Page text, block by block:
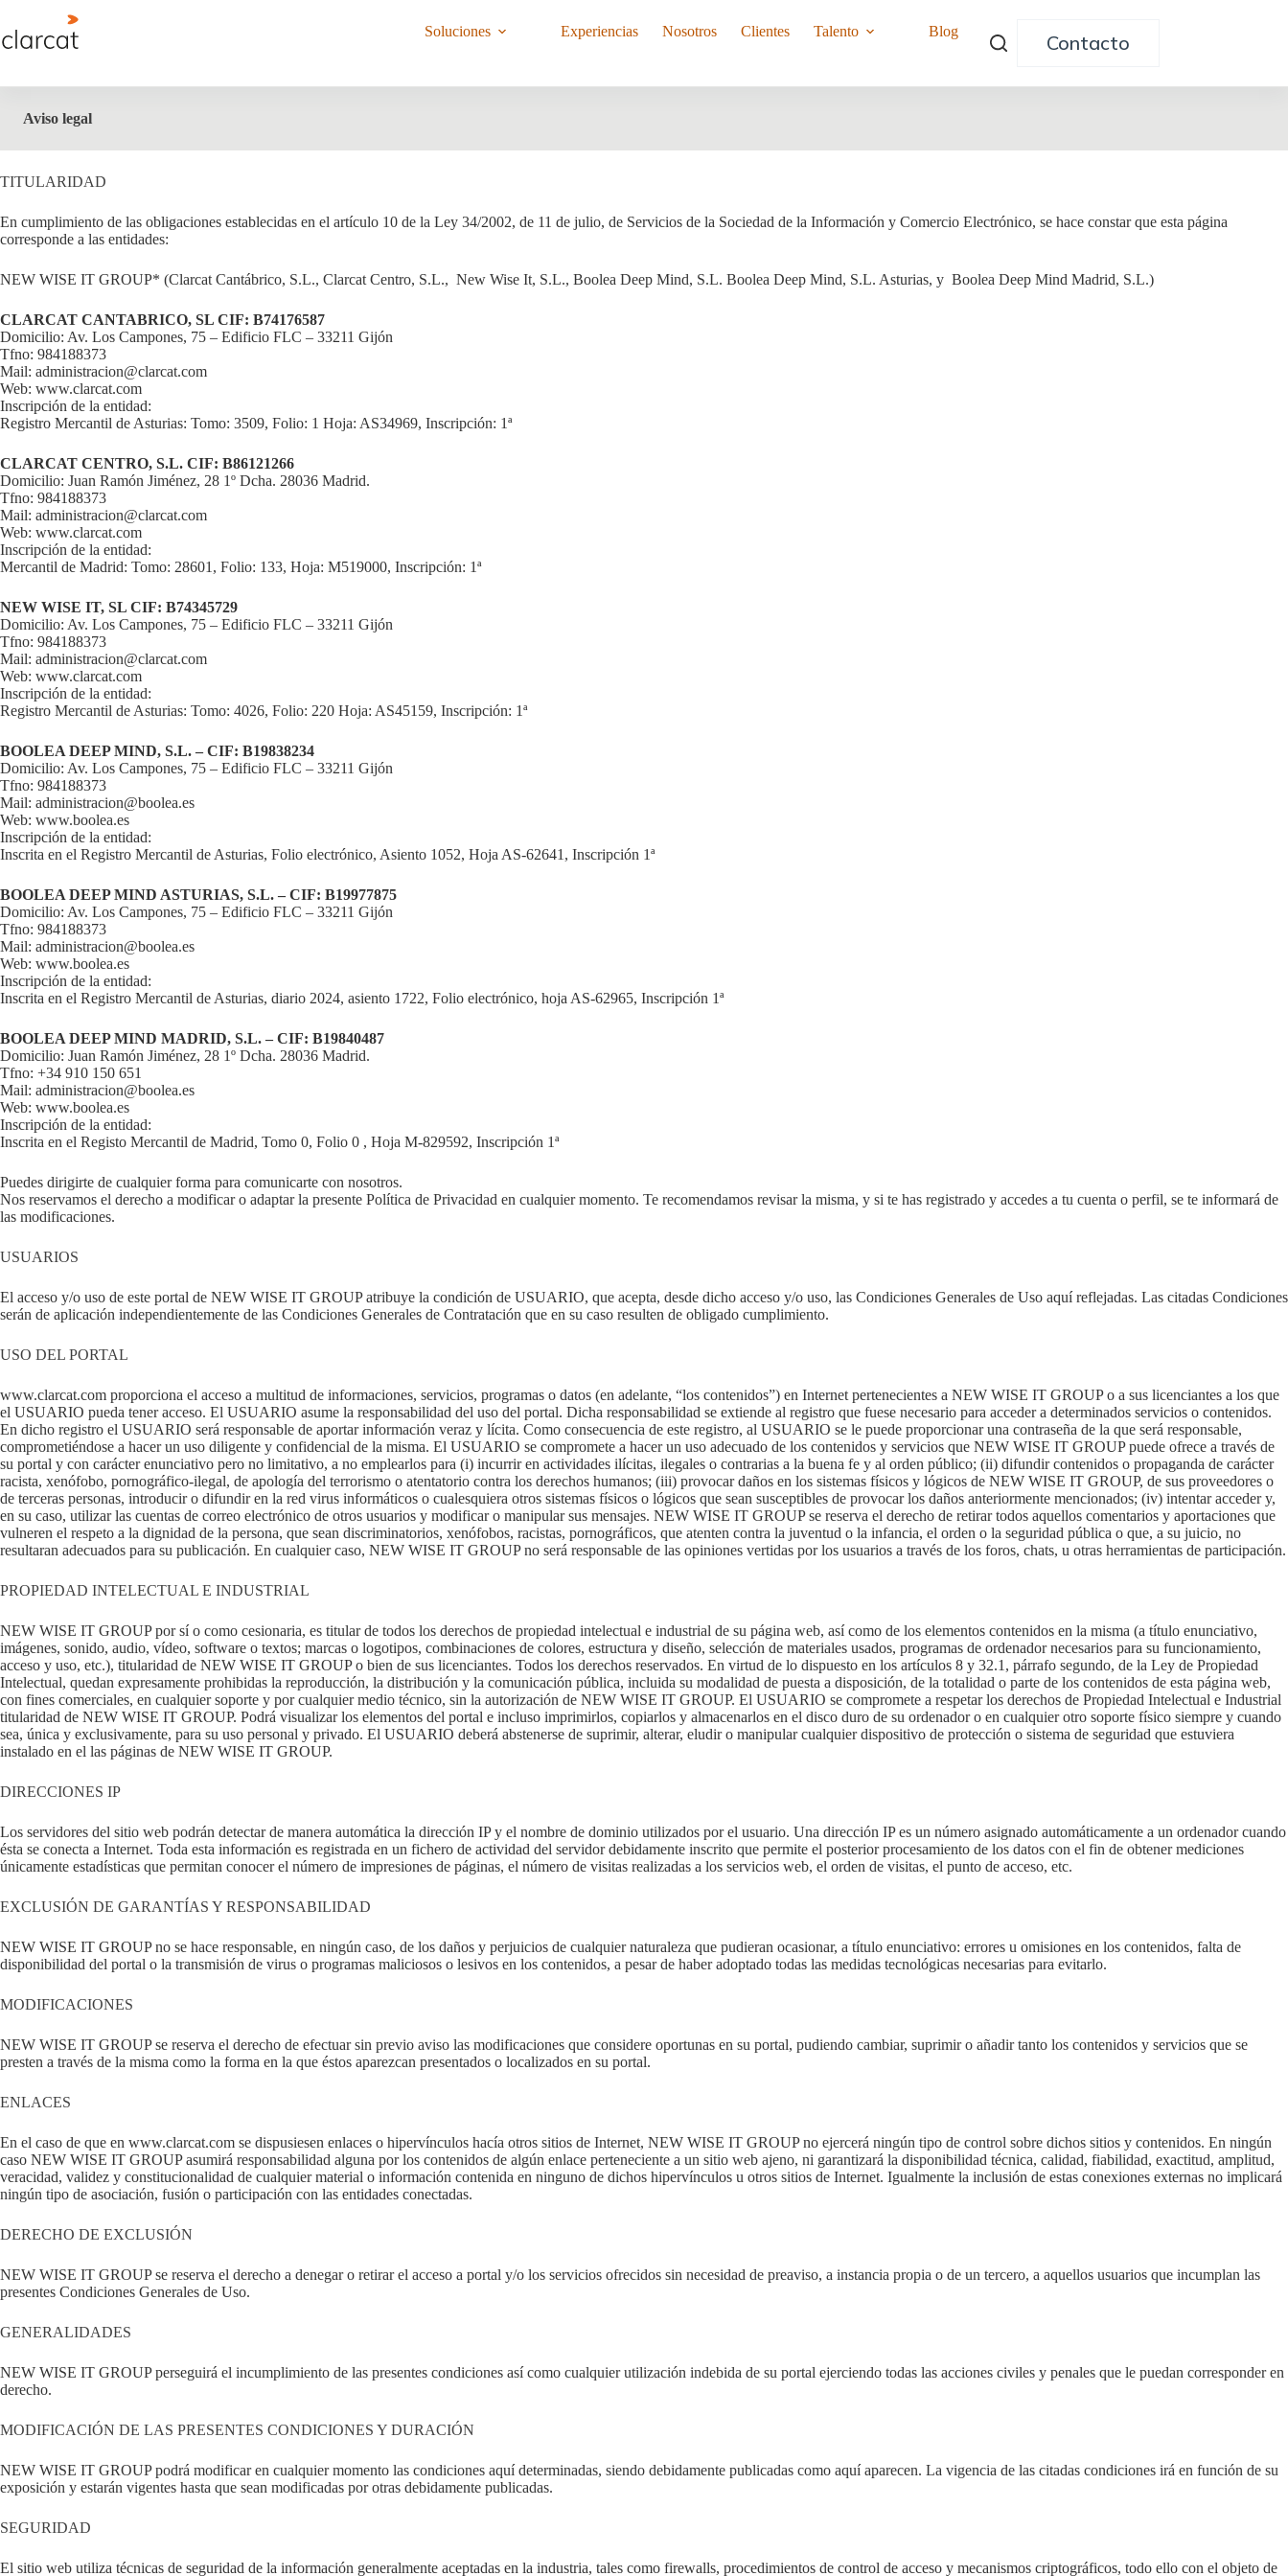
contenido
Soluciones Experiencias Nosotros Clientes Talento Blog
of
Contacto
Aviso legal
TITULARIDAD
En cumplimiento de las obligaciones establecidas en el artículo 10 de la Ley 34/2002, de 11 de julio, de Servicios de la Sociedad de la Información y Comercio Electrónico, se hace constar que esta página
corresponde a las entidades:
NEW WISE IT GROUP* (Clarcat Cantábrico, S.L., Clarcat Centro, S.L., New Wise It, S.L., Boolea Deep Mind, S.L. Boolea Deep Mind, S.L. Asturias, y Boolea Deep Mind Madrid, S.L.)
CLARCAT CANTABRICO, SL CIF: B74176587
Domicilio: Av. Los Campones, 75 – Edificio FLC – 33211 Gijón
Tfno: 984188373
Mail: administracion@clarcat.com
Web: www.clarcat.com
Inscripción de la entidad:
Registro Mercantil de Asturias: Tomo: 3509, Folio: 1 Hoja: AS34969, Inscripción: 1ª
CLARCAT CENTRO, S.L. CIF: B86121266
Domicilio: Juan Ramón Jiménez, 28 1º Dcha. 28036 Madrid.
Tfno: 984188373
Mail: administracion@clarcat.com
Web: www.clarcat.com
Inscripción de la entidad:
Mercantil de Madrid: Tomo: 28601, Folio: 133, Hoja: M519000, Inscripción: 1ª
NEW WISE IT, SL CIF: B74345729
Domicilio: Av. Los Campones, 75 – Edificio FLC – 33211 Gijón
Tfno: 984188373
Mail: administracion@clarcat.com
Web: www.clarcat.com
Inscripción de la entidad:
Registro Mercantil de Asturias: Tomo: 4026, Folio: 220 Hoja: AS45159, Inscripción: 1ª
BOOLEA DEEP MIND, S.L. – CIF: B19838234
Domicilio: Av. Los Campones, 75 – Edificio FLC – 33211 Gijón
Tfno: 984188373
Mail: administracion@boolea.es
Web: www.boolea.es
Inscripción de la entidad:
Inscrita en el Registro Mercantil de Asturias, Folio electrónico, Asiento 1052, Hoja AS-62641, Inscripción 1ª
BOOLEA DEEP MIND ASTURIAS, S.L. – CIF: B19977875
Domicilio: Av. Los Campones, 75 – Edificio FLC – 33211 Gijón
Tfno: 984188373
Mail: administracion@boolea.es
Web: www.boolea.es
Inscripción de la entidad:
Inscrita en el Registro Mercantil de Asturias, diario 2024, asiento 1722, Folio electrónico, hoja AS-62965, Inscripción 1ª
BOOLEA DEEP MIND MADRID, S.L. – CIF: B19840487
Domicilio: Juan Ramón Jiménez, 28 1º Dcha. 28036 Madrid.
Tfno: +34 910 150 651
Mail: administracion@boolea.es
Web: www.boolea.es
Inscripción de la entidad:
Inscrita en el Registo Mercantil de Madrid, Tomo 0, Folio 0 , Hoja M-829592, Inscripción 1ª
Puedes dirigirte de cualquier forma para comunicarte con nosotros.
Nos reservamos el derecho a modificar o adaptar la presente Política de Privacidad en cualquier momento. Te recomendamos revisar la misma, y si te has registrado y accedes a tu cuenta o perfil, se te informará de
las modificaciones.
USUARIOS
El acceso y/o uso de este portal de NEW WISE IT GROUP atribuye la condición de USUARIO, que acepta, desde dicho acceso y/o uso, las Condiciones Generales de Uso aquí reflejadas. Las citadas Condiciones
serán de aplicación independientemente de las Condiciones Generales de Contratación que en su caso resulten de obligado cumplimiento.
USO DEL PORTAL
www.clarcat.com proporciona el acceso a multitud de informaciones, servicios, programas o datos (en adelante, “los contenidos”) en Internet pertenecientes a NEW WISE IT GROUP o a sus licenciantes a los que
el USUARIO pueda tener acceso. El USUARIO asume la responsabilidad del uso del portal. Dicha responsabilidad se extiende al registro que fuese necesario para acceder a determinados servicios o contenidos.
En dicho registro el USUARIO será responsable de aportar información veraz y lícita. Como consecuencia de este registro, al USUARIO se le puede proporcionar una contraseña de la que será responsable,
comprometiéndose a hacer un uso diligente y confidencial de la misma. El USUARIO se compromete a hacer un uso adecuado de los contenidos y servicios que NEW WISE IT GROUP puede ofrece a través de
su portal y con carácter enunciativo pero no limitativo, a no emplearlos para (i) incurrir en actividades ilícitas, ilegales o contrarias a la buena fe y al orden público; (ii) difundir contenidos o propaganda de carácter
racista, xenófobo, pornográfico-ilegal, de apología del terrorismo o atentatorio contra los derechos humanos; (iii) provocar daños en los sistemas físicos y lógicos de NEW WISE IT GROUP, de sus proveedores o
de terceras personas, introducir o difundir en la red virus informáticos o cualesquiera otros sistemas físicos o lógicos que sean susceptibles de provocar los daños anteriormente mencionados; (iv) intentar acceder y,
en su caso, utilizar las cuentas de correo electrónico de otros usuarios y modificar o manipular sus mensajes. NEW WISE IT GROUP se reserva el derecho de retirar todos aquellos comentarios y aportaciones que
vulneren el respeto a la dignidad de la persona, que sean discriminatorios, xenófobos, racistas, pornográficos, que atenten contra la juventud o la infancia, el orden o la seguridad pública o que, a su juicio, no
resultaran adecuados para su publicación. En cualquier caso, NEW WISE IT GROUP no será responsable de las opiniones vertidas por los usuarios a través de los foros, chats, u otras herramientas de participación.
PROPIEDAD INTELECTUAL E INDUSTRIAL
NEW WISE IT GROUP por sí o como cesionaria, es titular de todos los derechos de propiedad intelectual e industrial de su página web, así como de los elementos contenidos en la misma (a título enunciativo,
imágenes, sonido, audio, vídeo, software o textos; marcas o logotipos, combinaciones de colores, estructura y diseño, selección de materiales usados, programas de ordenador necesarios para su funcionamiento,
acceso y uso, etc.), titularidad de NEW WISE IT GROUP o bien de sus licenciantes. Todos los derechos reservados. En virtud de lo dispuesto en los artículos 8 y 32.1, párrafo segundo, de la Ley de Propiedad
Intelectual, quedan expresamente prohibidas la reproducción, la distribución y la comunicación pública, incluida su modalidad de puesta a disposición, de la totalidad o parte de los contenidos de esta página web,
con fines comerciales, en cualquier soporte y por cualquier medio técnico, sin la autorización de NEW WISE IT GROUP. El USUARIO se compromete a respetar los derechos de Propiedad Intelectual e Industrial
titularidad de NEW WISE IT GROUP. Podrá visualizar los elementos del portal e incluso imprimirlos, copiarlos y almacenarlos en el disco duro de su ordenador o en cualquier otro soporte físico siempre y cuando
sea, única y exclusivamente, para su uso personal y privado. El USUARIO deberá abstenerse de suprimir, alterar, eludir o manipular cualquier dispositivo de protección o sistema de seguridad que estuviera
instalado en el las páginas de NEW WISE IT GROUP.
DIRECCIONES IP
Los servidores del sitio web podrán detectar de manera automática la dirección IP y el nombre de dominio utilizados por el usuario. Una dirección IP es un número asignado automáticamente a un ordenador cuando
ésta se conecta a Internet. Toda esta información es registrada en un fichero de actividad del servidor debidamente inscrito que permite el posterior procesamiento de los datos con el fin de obtener mediciones
únicamente estadísticas que permitan conocer el número de impresiones de páginas, el número de visitas realizadas a los servicios web, el orden de visitas, el punto de acceso, etc.
EXCLUSIÓN DE GARANTÍAS Y RESPONSABILIDAD
NEW WISE IT GROUP no se hace responsable, en ningún caso, de los daños y perjuicios de cualquier naturaleza que pudieran ocasionar, a título enunciativo: errores u omisiones en los contenidos, falta de
disponibilidad del portal o la transmisión de virus o programas maliciosos o lesivos en los contenidos, a pesar de haber adoptado todas las medidas tecnológicas necesarias para evitarlo.
MODIFICACIONES
NEW WISE IT GROUP se reserva el derecho de efectuar sin previo aviso las modificaciones que considere oportunas en su portal, pudiendo cambiar, suprimir o añadir tanto los contenidos y servicios que se
presten a través de la misma como la forma en la que éstos aparezcan presentados o localizados en su portal.
ENLACES
En el caso de que en www.clarcat.com se dispusiesen enlaces o hipervínculos hacía otros sitios de Internet, NEW WISE IT GROUP no ejercerá ningún tipo de control sobre dichos sitios y contenidos. En ningún
caso NEW WISE IT GROUP asumirá responsabilidad alguna por los contenidos de algún enlace perteneciente a un sitio web ajeno, ni garantizará la disponibilidad técnica, calidad, fiabilidad, exactitud, amplitud,
veracidad, validez y constitucionalidad de cualquier material o información contenida en ninguno de dichos hipervínculos u otros sitios de Internet. Igualmente la inclusión de estas conexiones externas no implicará
ningún tipo de asociación, fusión o participación con las entidades conectadas.
DERECHO DE EXCLUSIÓN
NEW WISE IT GROUP se reserva el derecho a denegar o retirar el acceso a portal y/o los servicios ofrecidos sin necesidad de preaviso, a instancia propia o de un tercero, a aquellos usuarios que incumplan las
presentes Condiciones Generales de Uso.
GENERALIDADES
NEW WISE IT GROUP perseguirá el incumplimiento de las presentes condiciones así como cualquier utilización indebida de su portal ejerciendo todas las acciones civiles y penales que le puedan corresponder en
derecho.
MODIFICACIÓN DE LAS PRESENTES CONDICIONES Y DURACIÓN
NEW WISE IT GROUP podrá modificar en cualquier momento las condiciones aquí determinadas, siendo debidamente publicadas como aquí aparecen. La vigencia de las citadas condiciones irá en función de su
exposición y estarán vigentes hasta que sean modificadas por otras debidamente publicadas.
SEGURIDAD
El sitio web utiliza técnicas de seguridad de la información generalmente aceptadas en la industria, tales como firewalls, procedimientos de control de acceso y mecanismos criptográficos, todo ello con el objeto de